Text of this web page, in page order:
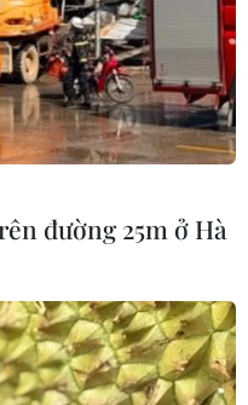
đường 25m ở Hà